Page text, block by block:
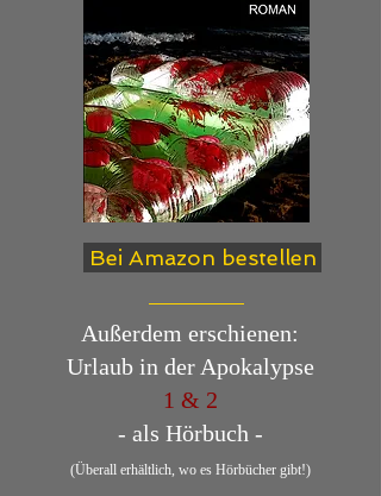
Bei Amazon bestellen
Außerdem erschienen:
Urlaub in der Apokalypse
1 & 2
- als Hörbuch -
(Überall erhältlich, wo es Hörbücher gibt!)